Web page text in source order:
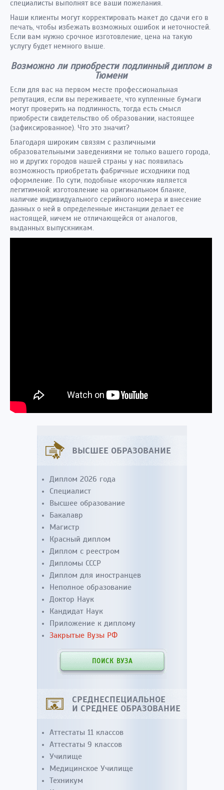
специалисты выполнят все ваши пожелания.
Наши клиенты могут корректировать макет до сдачи его в
печать, чтобы избежать возможных ошибок и неточностей.
Если вам нужно срочное изготовление, цена на такую
услугу будет немного выше.
Возможно ли приобрести подлинный диплом в
Тюмени
Если для вас на первом месте профессиональная
репутация, если вы переживаете, что купленные бумаги
могут проверить на подлинность, тогда есть смысл
приобрести свидетельство об образовании, настоящее
(зафиксированное). Что это значит?
Благодаря широким связям с различными
образовательными заведениями не только вашего города,
но и других городов нашей страны у нас появилась
возможность приобретать фабричные исходники под
оформление. По сути, подобные «корочки» является
легитимной: изготовление на оригинальном бланке,
наличие индивидуального серийного номера и внесение
данных о ней в определенные инстанции делает ее
настоящей, ничем не отличающейся от аналогов,
выданных выпускникам.
ВЫСШЕЕ ОБРАЗОВАНИЕ
Диплом 2026 года
Специалист
Высшее образование
Бакалавр
Магистр
Красный диплом
Диплом с реестром
Дипломы СССР
Диплом для иностранцев
Неполное образование
Доктор Наук
Кандидат Наук
Приложение к диплому
Закрытые Вузы РФ
ПОИСК ВУЗА
СРЕДНЕСПЕЦИАЛЬНОЕ
И СРЕДНЕЕ ОБРАЗОВАНИЕ
Аттестаты 11 классов
Аттестаты 9 классов
Училище
Медицинское Училище
Техникум